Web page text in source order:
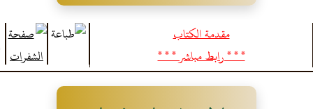
مقدمة الكتاب
* * * رابط مباشر * * *